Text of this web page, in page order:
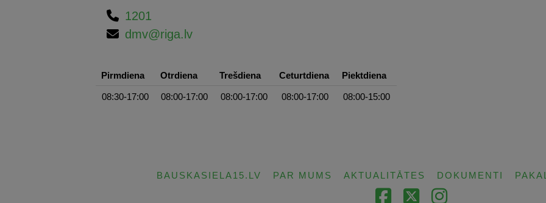
1201
dmv@riga.lv
Pirmdiena Otrdiena Trešdiena Ceturtdiena Piektdiena
08:30-17:00 08:00-17:00 08:00-17:00 08:00-17:00 08:00-15:00
BAUSKASIELA15.LV PAR MUMS AKTUALITĀTES DOKUMENTI
Facebook
X Instagram